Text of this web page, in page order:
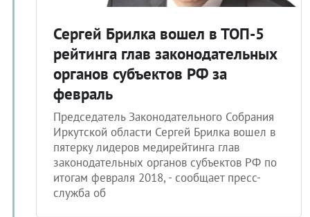
Сергей Брилка вошел в ТОП-5
рейтинга глав законодательных
органов субъектов РФ за
февраль
Председатель Законодательного Собрания
Иркутской области Сергей Брилка вошел в
пятерку лидеров медирейтинга глав
законодательных органов субъектов РФ по
итогам февраля 2018, - сообщает пресс-
служба об